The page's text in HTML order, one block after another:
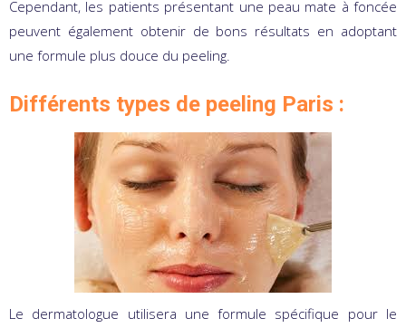
Cependant, les patients présentant une peau mate à foncée
peuvent également obtenir de bons résultats en adoptant
une formule plus douce du peeling.
Différents types de peeling Paris :
Le dermatologue utilisera une formule spécifique pour le